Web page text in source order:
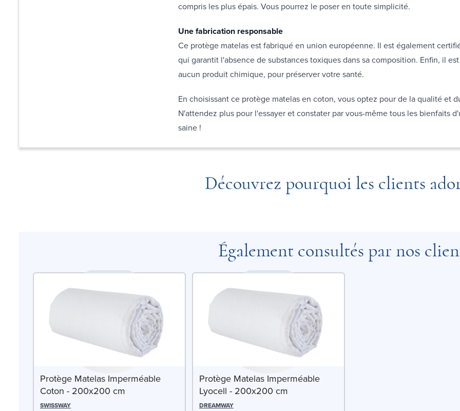
compris les plus épais. Vous pourrez le poser en toute simplicité.
Une fabrication responsable
Ce protège matelas est fabriqué en union européenne. Il est également
qui garantit l'absence de substances toxiques dans sa composition. Enfin, il
aucun produit chimique, pour préserver votre santé.
En choisissant ce protège matelas en coton, vous optez pour de la qualité et
N'attendez plus pour l'essayer et constater par vous-même tous les bienfaits
saine !
Découvrez pourquoi les clients
Également consultés par nos
Protège Matelas Imperméable
Coton - 200x200 cm
SWISSWAY
Protège Matelas Imperméable
Lyocell - 200x200 cm
DREAMWAY